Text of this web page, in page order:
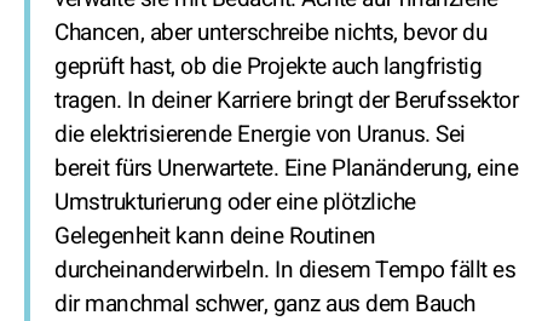
Chancen, aber unterschreibe nichts, bevor du
geprüft hast, ob die Projekte auch langfristig
tragen. In deiner Karriere bringt der Berufssektor
die elektrisierende Energie von Uranus. Sei
bereit fürs Unerwartete. Eine Planänderung, eine
Umstrukturierung oder eine plötzliche
Gelegenheit kann deine Routinen
durcheinanderwirbeln. In diesem Tempo fällt es
dir manchmal schwer, ganz aus dem Bauch